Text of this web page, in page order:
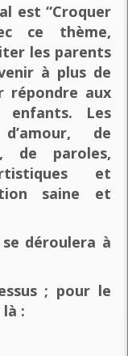
est “Croquer
ce thème,
les parents
à plus de
répondre aux
enfants. Les
de
de paroles,
et
saine et
déroulera à
; pour le
là :